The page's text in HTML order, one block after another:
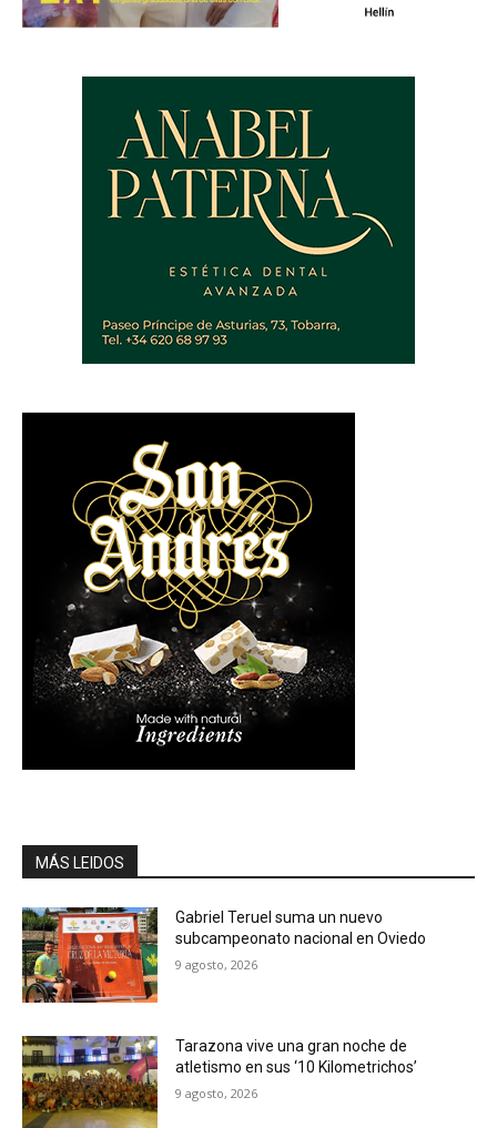
MÁS LEIDOS
Gabriel Teruel suma un nuevo
subcampeonato nacional en Oviedo
9 agosto, 2026
Tarazona vive una gran noche de
atletismo en sus ‘10 Kilometrichos’
9 agosto, 2026